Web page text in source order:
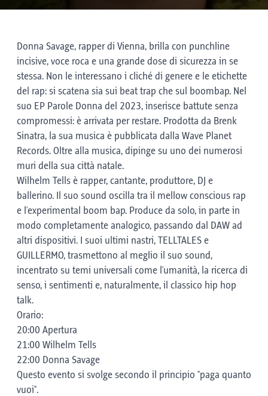
Donna Savage, rapper di Vienna, brilla con punchline
incisive, voce roca e una grande dose di sicurezza in se
stessa. Non le interessano i cliché di genere e le etichette
del rap: si scatena sia sui beat trap che sul boombap. Nel
suo EP Parole Donna del 2023, inserisce battute senza
compromessi: è arrivata per restare. Prodotta da Brenk
Sinatra, la sua musica è pubblicata dalla Wave Planet
Records. Oltre alla musica, dipinge su uno dei numerosi
muri della sua città natale.
Wilhelm Tells è rapper, cantante, produttore, DJ e
ballerino. Il suo sound oscilla tra il mellow conscious rap
e l'experimental boom bap. Produce da solo, in parte in
modo completamente analogico, passando dal DAW ad
altri dispositivi. I suoi ultimi nastri, TELLTALES e
GUILLERMO, trasmettono al meglio il suo sound,
incentrato su temi universali come l'umanità, la ricerca di
senso, i sentimenti e, naturalmente, il classico hip hop
talk.
Orario:
20:00 Apertura
21:00 Wilhelm Tells
22:00 Donna Savage
Questo evento si svolge secondo il principio "paga quanto
vuoi".